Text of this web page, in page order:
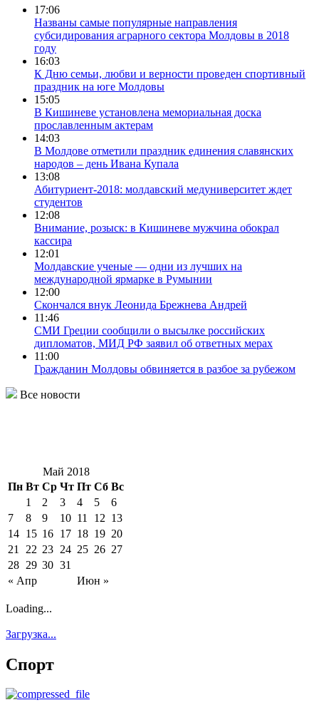
17:06
Названы самые популярные направления
субсидирования аграрного сектора Молдовы в 2018
году
16:03
К Дню семьи, любви и верности проведен спортивный
праздник на юге Молдовы
15:05
В Кишиневе установлена мемориальная доска
прославленным актерам
14:03
В Молдове отметили праздник единения славянских
народов – день Ивана Купала
13:08
Абитуриент-2018: молдавский медуниверситет ждет
студентов
12:08
Внимание, розыск: в Кишиневе мужчина обокрал
кассира
12:01
Молдавские ученые — одни из лучших на
международной ярмарке в Румынии
12:00
Скончался внук Леонида Брежнева Андрей
11:46
СМИ Греции сообщили о высылке российских
дипломатов, МИД РФ заявил об ответных мерах
11:00
Гражданин Молдовы обвиняется в разбое за рубежом
Все новости
Май 2018
Пн Вт Ср Чт Пт Сб Вс
« Апр Июн »
1 2 3 4 5
6
7
8 9 10 11 12 13
14 15 16 17 18 19 20
21
22 23 24 25 26 27
28 29 30 31
Loading...
Загрузка...
Спорт